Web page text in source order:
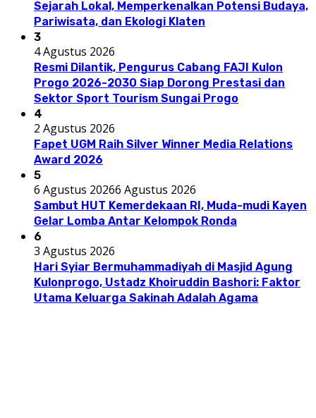
Sejarah Lokal, Memperkenalkan Potensi Budaya,
Pariwisata, dan Ekologi Klaten
3
4 Agustus 2026
Resmi Dilantik, Pengurus Cabang FAJI Kulon
Progo 2026-2030 Siap Dorong Prestasi dan
Sektor Sport Tourism Sungai Progo
4
2 Agustus 2026
Fapet UGM Raih Silver Winner Media Relations
Award 2026
5
6 Agustus 20266 Agustus 2026
Sambut HUT Kemerdekaan RI, Muda-mudi Kayen
Gelar Lomba Antar Kelompok Ronda
6
3 Agustus 2026
Hari Syiar Bermuhammadiyah di Masjid Agung
Kulonprogo, Ustadz Khoiruddin Bashori: Faktor
Utama Keluarga Sakinah Adalah Agama